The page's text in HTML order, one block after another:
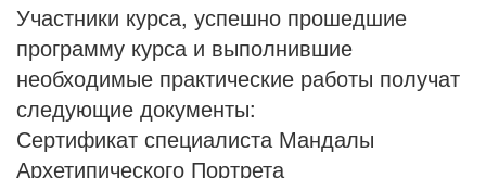
Участники курса, успешно прошедшие
программу курса и выполнившие
необходимые практические работы получат
следующие документы:
Сертификат специалиста Мандалы
Архетипического Портрета